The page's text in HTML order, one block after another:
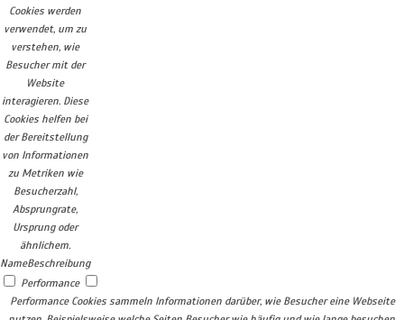
Cookies werden
verwendet, um zu
verstehen, wie
Besucher mit der
Website
interagieren. Diese
Cookies helfen bei
der Bereitstellung
von Informationen
zu Metriken wie
Besucherzahl,
Absprungrate,
Ursprung oder
ähnlichem.
NameBeschreibung
Performance
Performance Cookies sammeln Informationen darüber, wie Besucher eine Webseite